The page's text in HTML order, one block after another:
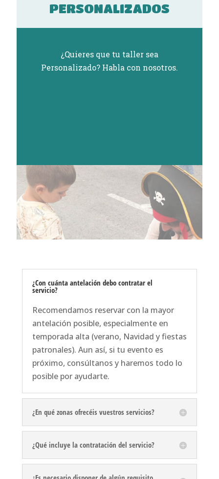
PERSONALIZADOS
¿Quieres que tu taller sea
Personalizado? Habla con nosotros.
¿Con cuánta antelación debo contratar el
servicio?
Recomendamos reservar con la mayor
antelación posible, especialmente en
temporada alta (verano, Navidad y fiestas
patronales). Aun así, si tu evento es
próximo, consúltanos y haremos todo lo
posible por ayudarte.
¿En qué zonas ofrecéis vuestros servicios?
¿Qué incluye la contratación del servicio?